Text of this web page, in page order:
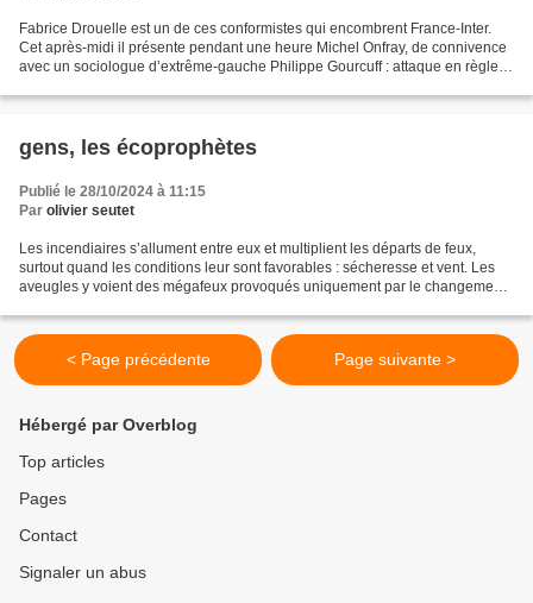
Fabrice Drouelle est un de ces conformistes qui encombrent France-Inter.
Cet après-midi il présente pendant une heure Michel Onfray, de connivence
avec un sociologue d’extrême-gauche Philippe Gourcuff : attaque en règle
gens, les écoprophètes
Publié le 28/10/2024 à 11:15
Par olivier seutet
Les incendiaires s’allument entre eux et multiplient les départs de feux,
surtout quand les conditions leur sont favorables : sécheresse et vent. Les
aveugles y voient des mégafeux provoqués uniquement par le changement
< Page précédente Page suivante >
Hébergé par Overblog
Top articles
Pages
Contact
Signaler un abus